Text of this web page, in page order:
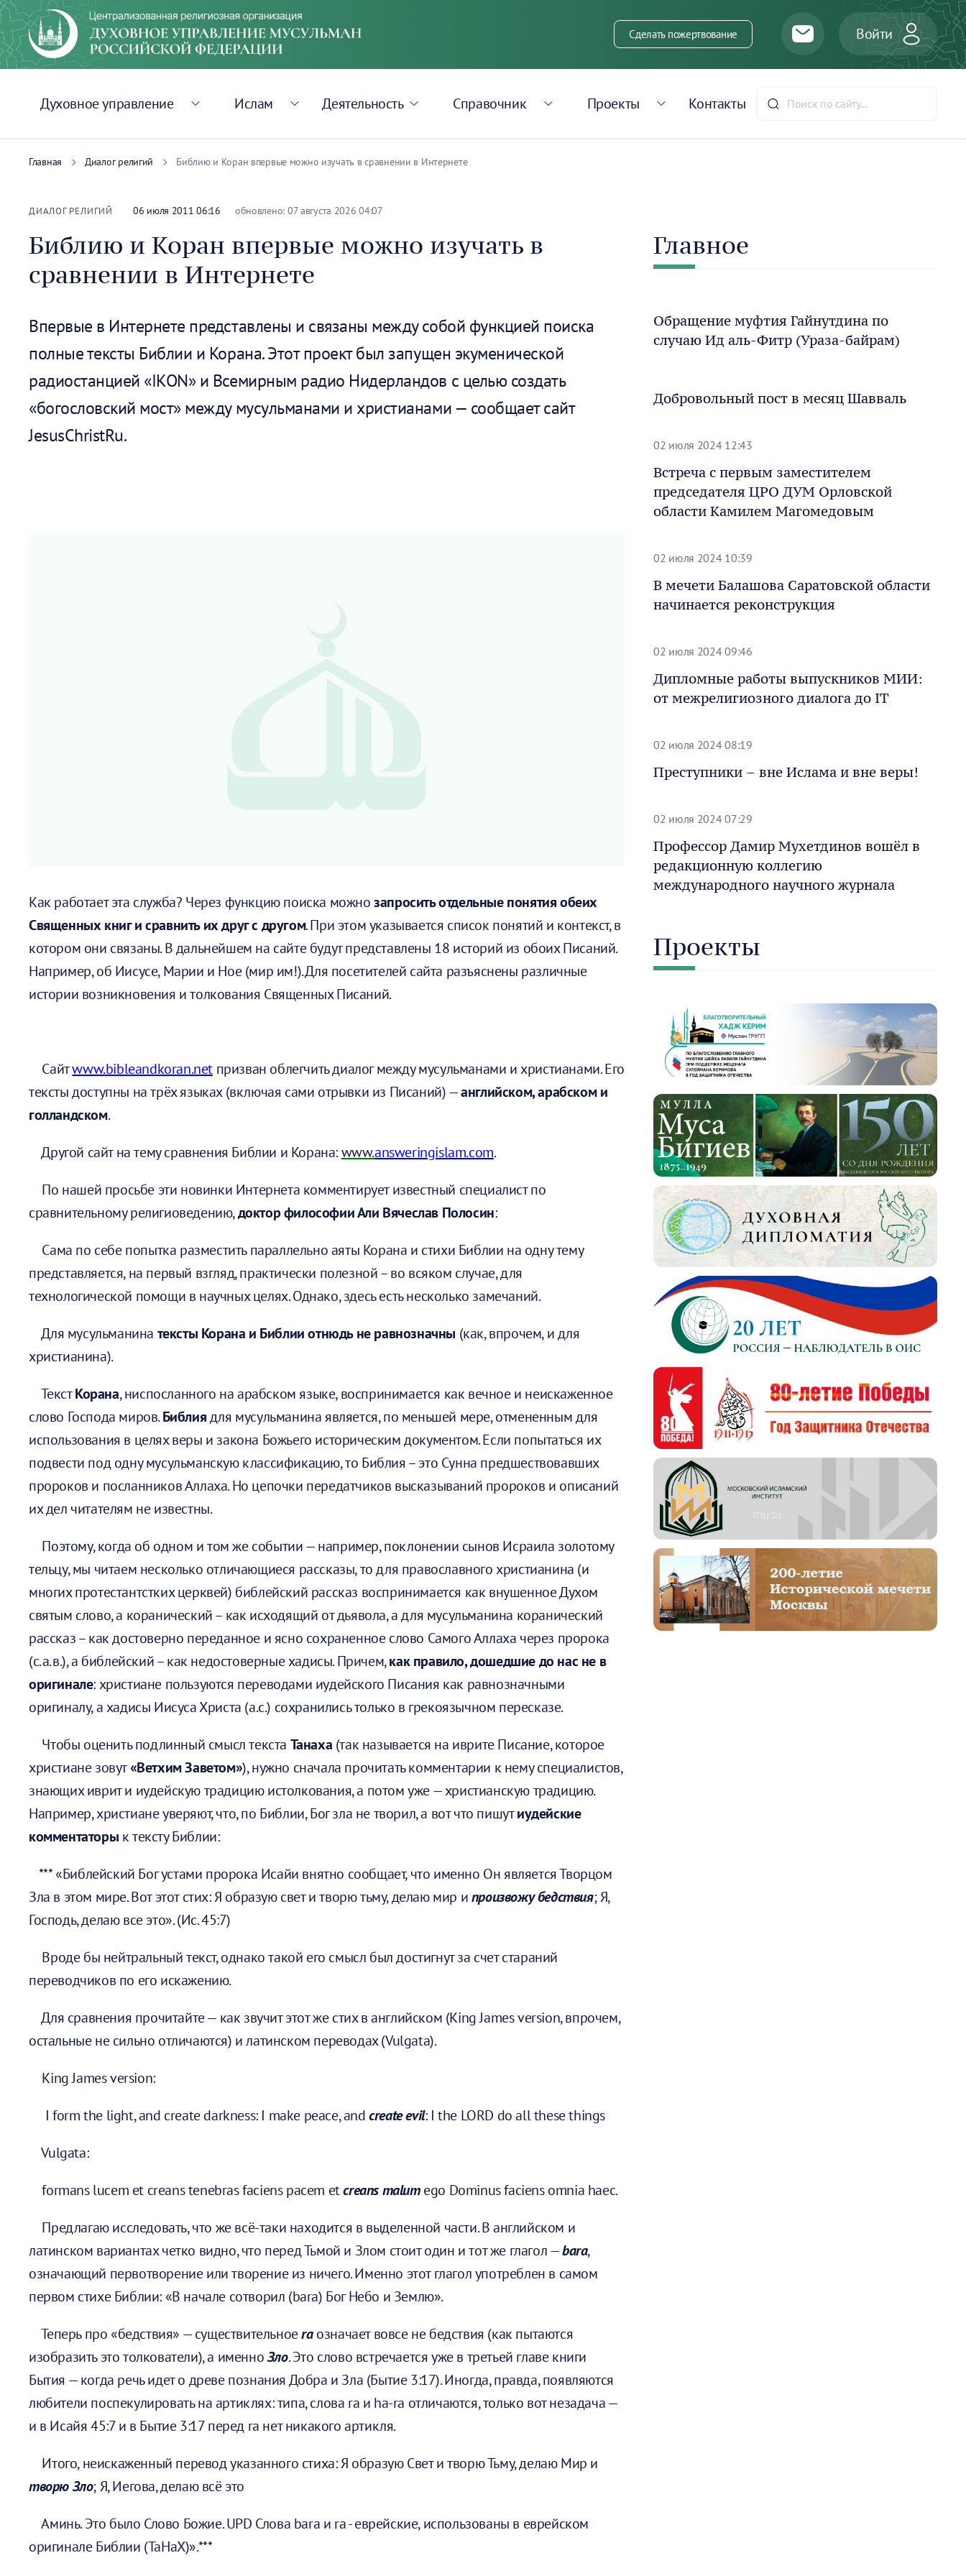
Сделать пожертвование Войти
Духовное управление Ислам Деятельность Справочник Проекты Контакты
Главная Диалог религий Библию и Коран впервые можно изучать в сравнении в Интернете
ДИАЛОГ РЕЛИГИЙ 06 июля 2011 06:16 обновлено: 07 августа 2026 04:07
Библию и Коран впервые можно изучать в
сравнении в Интернете
Впервые в Интернете представлены и связаны между собой функцией поиска
полные тексты Библии и Корана. Этот проект был запущен экуменической
радиостанцией «IKON» и Всемирным радио Нидерландов с целью создать
«богословский мост» между мусульманами и христианами — сообщаетсайт
JesusChristRu.
Как работает эта служба? Через функцию поиска можнозапросить отдельные понятия обеих
Священных книг и сравнить их друг с другом. При этом указывается список понятий и контекст, в
котором они связаны. В дальнейшем на сайте будут представлены 18 историй из обоих Писаний.
Например, об Иисусе, Марии и Ное (мир им!). Для посетителей сайта разъяснены различные
истории возникновения и толкования Священных Писаний.
Сайтwww.bibleandkoran.net призван облегчить диалог между мусульманами и христианами. Его
тексты доступны на трёх языках (включая сами отрывки из Писаний) —английском, арабском и
голландском.
Другой сайт на тему сравнения Библии и Корана:www.answeringislam.com.
По нашей просьбе эти новинки Интернета комментирует известный специалист по
сравнительному религиоведению,доктор философии Али Вячеслав Полосин:
Сама по себе попытка разместить параллельно аяты Корана и стихи Библии на одну тему
представляется, на первый взгляд, практически полезной – во всяком случае, для
технологической помощи в научных целях. Однако, здесь есть несколько замечаний.
Для мусульманина тексты Корана и Библии отнюдь не равнозначны (как, впрочем, и для
христианина).
ТекстКорана, ниспосланного на арабском языке, воспринимается как вечное и неискаженное
слово Господа миров.Библиядля мусульманина является, по меньшей мере, отмененным для
использования в целях веры и закона Божьего историческим документом. Если попытаться их
подвести под одну мусульманскую классификацию, то Библия – это Сунна предшествовавших
пророков и посланников Аллаха. Но цепочки передатчиков высказываний пророков и описаний
их дел читателям не известны.
Поэтому, когда об одном и том же событии — например, поклонении сынов Исраила золотому
тельцу, мы читаем несколько отличающиеся рассказы, то для православного христианина (и
многих протестантстких церквей) библейский рассказ воспринимается как внушенное Духом
святым слово, а коранический – как исходящий от дьявола, а для мусульманина коранический
рассказ – как достоверно переданное и ясно сохраненное слово Самого Аллаха через пророка
(с.а.в.), а библейский – как недостоверные хадисы. Причем,как правило, дошедшие до нас не в
оригинале: христиане пользуются переводами иудейского Писания как равнозначными
оригиналу, а хадисы Иисуса Христа (а.с.) сохранились только в грекоязычном пересказе.
Чтобы оценить подлинный смысл текста Танаха (так называется на иврите Писание, которое
христиане зовут«Ветхим Заветом»), нужно сначала прочитать комментарии к нему специалистов,
знающих иврит и иудейскую традицию истолкования, а потом уже — христианскую традицию.
Например, христиане уверяют, что, по Библии, Бог зла не творил, а вот что пишутиудейские
комментаторы к тексту Библии:
*** «Библейский Бог устами пророка Исайи внятно сообщает, что именно Он является Творцом
Зла в этом мире. Вот этот стих: Я образую свет и творю тьму, делаю мир ипроизвожу бедствия; Я,
Господь, делаю все это». (Ис. 45:7)
Вроде бы нейтральный текст, однако такой его смысл был достигнут за счет стараний
переводчиков по его искажению.
Для сравнения прочитайте — как звучит этот же стих в английском (King James version, впрочем,
остальные не сильно отличаются) и латинском переводах (Vulgata).
King James version:
I form the light, and create darkness: I make peace, andcreate evil: I the LORD do all these things
Vulgata:
formans lucem et creans tenebras faciens pacem etcreans malumego Dominus faciens omnia haec.
Предлагаю исследовать, что же всё-таки находится в выделенной части. В английском и
латинском вариантах четко видно, что перед Тьмой и Злом стоит один и тот же глагол —bara,
означающий первотворение или творение из ничего. Именно этот глагол употреблен в самом
первом стихе Библии: «В начале сотворил (bara) Бог Небо и Землю».
Теперь про «бедствия» — существительноеraозначает вовсе не бедствия (как пытаются
изобразить это толкователи), а именноЗло. Это слово встречается уже в третьей главе книги
Бытия — когда речь идет о древе познания Добра и Зла (Бытие 3:17). Иногда, правда, появляются
любители поспекулировать на артиклях: типа, слова ra и ha-ra отличаются, только вот незадача —
и в Исайя 45:7 и в Бытие 3:17 перед ra нет никакого артикля.
Итого, неискаженный перевод указанного стиха: Я образую Свет и творю Тьму, делаю Мир и
творю Зло; Я, Иегова, делаю всё это
Аминь. Это было Слово Божие. UPD Слова bara и ra - еврейские, использованы в еврейском
оригинале Библии (ТаНаХ)».***
Главное
Обращение муфтия Гайнутдина по
случаю Ид аль-Фитр (Ураза-байрам)
Добровольный пост в месяц Шавваль
02 июля 2024 12:43
Встреча с первым заместителем
председателя ЦРО ДУМ Орловской
области Камилем Магомедовым
02 июля 2024 10:39
В мечети Балашова Саратовской области
начинается реконструкция
02 июля 2024 09:46
Дипломные работы выпускников МИИ:
от межрелигиозного диалога до IT
02 июля 2024 08:19
Преступники – вне Ислама и вне веры!
02 июля 2024 07:29
Профессор Дамир Мухетдинов вошёл в
редакционную коллегию
международного научного журнала
Проекты